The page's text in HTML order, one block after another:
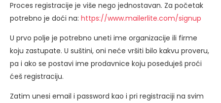
Proces registracije je više nego jednostavan. Za početak
potrebno je doći na: https://www.mailerlite.com/signup
U prvo polje je potrebno uneti ime organizacije ili firme
koju zastupate. U suštini, oni neće vršiti bilo kakvu proveru,
pa i ako se postavi ime prodavnice koju poseduješ proći
ćeš registraciju.
Zatim unesi email i password kao i pri registraciji na svim